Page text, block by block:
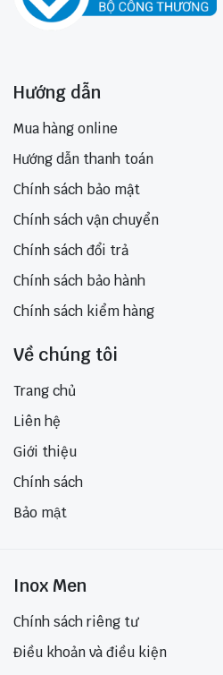
Hướng dẫn
Mua hàng online
Hướng dẫn thanh toán
Chính sách bảo mật
Chính sách vận chuyển
Chính sách đổi trả
Chính sách bảo hành
Chính sách kiểm hàng
Về chúng tôi
Trang chủ
Liên hệ
Giới thiệu
Chính sách
Bảo mật
Inox Men
Chính sách riêng tư
Điều khoản và điều kiện